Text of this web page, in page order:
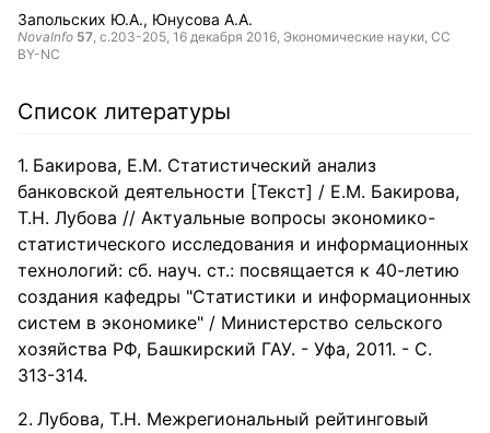
Запольских Ю.А. Юнусова А.А.
NovaInfo 57, с.203-205, 16 декабря 2016, Экономические науки, CC
BY-NC
Список литературы
Бакирова, Е.М. Статистический анализ
банковской деятельности [Текст] / Е.М. Бакирова,
Т.Н. Лубова // Актуальные вопросы экономико-
статистического исследования и информационных
технологий: сб. науч. ст.: посвящается к 40-летию
создания кафедры "Статистики и информационных
систем в экономике" / Министерство сельского
хозяйства РФ, Башкирский ГАУ. - Уфа, 2011. - С.
313-314.
Лубова, Т.Н. Межрегиональный рейтинговый